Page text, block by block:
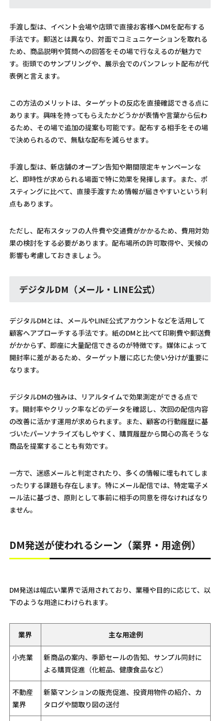
手渡し型は、イベント会場や店頭で直接お客様へDMを配布する
手法です。郵送とは異なり、対面でコミュニケーションを取れる
ため、商品説明や質問への回答をその場で行なえるのが魅力で
す。街頭でのサンプリングや、展示会でのパンフレット配布が代
表例と言えます。
この方法のメリットは、ターゲットの反応を直接確認できる点に
あります。興味を持ってもらえたかどうかが表情や言葉から伝わ
るため、その場で追加の提案も可能です。配布する相手をその場
で決められるので、無駄な配布を減らせます。
手渡し型は、新店舗のオープン告知や期間限定キャンペーンな
ど、即時性が求められる場面で特に効果を発揮します。また、ポ
スティングに比べて、直接手渡すため情報が届きやすいという利
点もあります。
ただし、配布スタッフの人件費や交通費がかかるため、費用対効
果の検討をする必要があります。配布場所の許可取得や、天候の
影響も考慮しておきましょう。
デジタルDM（メール・LINE公式）
デジタルDMとは、メールやLINE公式アカウントなどを活用して
顧客へアプローチする手法です。紙のDMと比べて印刷費や郵送費
がかからず、即座に大量配信できるのが特徴です。媒体によって
開封率に差があるため、ターゲット層に応じた使い分けが重要に
なります。
デジタルDMの強みは、リアルタイムで効果測定ができる点で
す。開封率やクリック率などのデータを確認し、次回の配信内容
の改善に活かす運用が求められます。また、顧客の行動履歴に基
づいたパーソナライズもしやすく、購買履歴から関心の高そうな
商品を提案することも有効です。
一方で、迷惑メールと判定されたり、多くの情報に埋もれてしま
ったりする課題も存在します。特にメール配信では、特定電子メ
ール法に基づき、原則として事前に相手の同意を得なければなり
ません。
DM発送が使われるシーン（業界・用途例）
DM発送は幅広い業界で活用されており、業種や目的に応じて、以
下のような用途にわけられます。
業界 主な用途例
小売業
新商品の案内、季節セールの告知、サンプル同封に
よる購買促進（化粧品、健康食品など）
不動産
業界
新築マンションの販売促進、投資用物件の紹介、カ
タログや間取り図の送付